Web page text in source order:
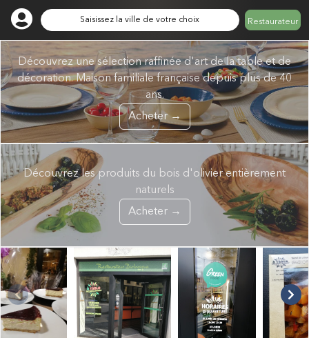
Saisissez la ville de votre choix Restaurateur
Découvrez une sélection raffinée d'art de la table et de
décoration. Maison familiale française depuis plus de 40
ans.
Acheter →
Découvrez les produits du bois d'olivier entièrement
naturels
Acheter →